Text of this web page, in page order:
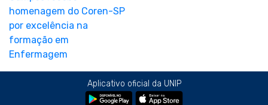
Aplicativo oficial da UNIP